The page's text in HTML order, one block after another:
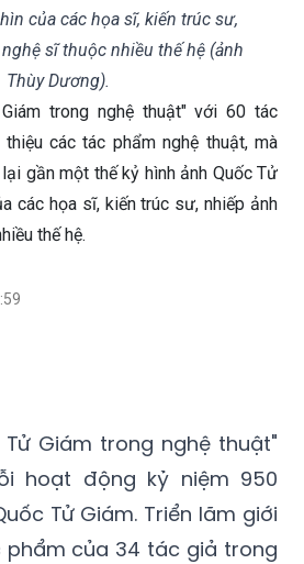
của các họa sĩ, kiến trúc sư,
sĩ thuộc nhiều thế hệ (ảnh
Thùy Dương).
trong nghệ thuật" với 60 tác
các tác phẩm nghệ thuật, mà
gần một thế kỷ hình ảnh Quốc Tử
các họa sĩ, kiến trúc sư, nhiếp ảnh
thế hệ.
Tử Giám trong nghệ thuật"
hoạt động kỷ niệm 950
Tử Giám. Triển lãm giới
phẩm của 34 tác giả trong